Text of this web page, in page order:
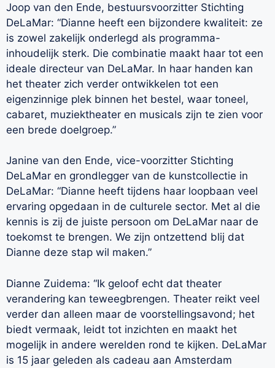
Joop van den Ende, bestuursvoorzitter Stichting
DeLaMar: “Dianne heeft een bijzondere kwaliteit: ze
is zowel zakelijk onderlegd als programma-
inhoudelijk sterk. Die combinatie maakt haar tot een
ideale directeur van DeLaMar. In haar handen kan
het theater zich verder ontwikkelen tot een
eigenzinnige plek binnen het bestel, waar toneel,
cabaret, muziektheater en musicals zijn te zien voor
een brede doelgroep.”
Janine van den Ende, vice-voorzitter Stichting
DeLaMar en grondlegger van de kunstcollectie in
DeLaMar: “Dianne heeft tijdens haar loopbaan veel
ervaring opgedaan in de culturele sector. Met al die
kennis is zij de juiste persoon om DeLaMar naar de
toekomst te brengen. We zijn ontzettend blij dat
Dianne deze stap wil maken.”
Dianne Zuidema: “Ik geloof echt dat theater
verandering kan teweegbrengen. Theater reikt veel
verder dan alleen maar de voorstellingsavond; het
biedt vermaak, leidt tot inzichten en maakt het
mogelijk in andere werelden rond te kijken. DeLaMar
is 15 jaar geleden als cadeau aan Amsterdam